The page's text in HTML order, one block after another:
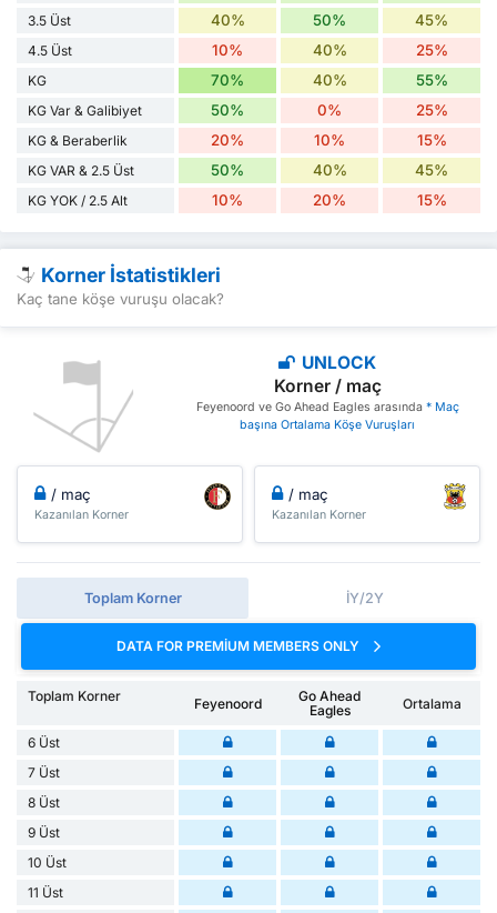
3.5 Üst 40% 50% 45%
4.5 Üst 10% 40% 25%
KG 70% 40% 55%
KG Var & Galibiyet 50% 0% 25%
KG & Beraberlik 20% 10% 15%
KG VAR & 2.5 Üst 50% 40% 45%
KG YOK / 2.5 Alt 10% 20% 15%
Korner İstatistikleri
Kaç tane köşe vuruşu olacak?
UNLOCK
Korner / maç
Feyenoord ve Go Ahead Eagles arasında * Maç
başına Ortalama Köşe Vuruşları
/ maç
Kazanılan Korner
/ maç
Kazanılan Korner
Toplam Korner İY/2Y
DATA FOR PREMIUM MEMBERS ONLY
Toplam Korner Feyenoord
Go Ahead
Eagles
Ortalama
6 Üst
7 Üst
8 Üst
9 Üst
10 Üst
11 Üst